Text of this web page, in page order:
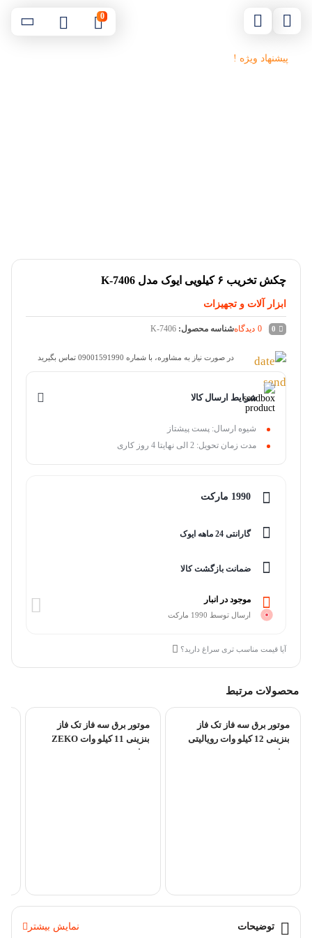
0
پیشنهاد ویژه !
چکش تخریب ۶ کیلویی ایوک مدل K-7406
ابزار آلات و تجهیزات
0
0 دیدگاهشناسه محصول: K-7406
در صورت نیاز به مشاوره، با شماره 09001591990 تماس بگیرید
شرایط ارسال کالا
شیوه ارسال: پست پیشتاز
مدت زمان تحویل: 2 الی نهایتا 4 روز کاری
1990 مارکت
گارانتی 24 ماهه ایوک
ضمانت بازگشت کالا
موجود در انبار
ارسال توسط 1990 مارکت
آیا قیمت مناسب تری سراغ دارید؟
محصولات مرتبط
موتور برق سه فاز تک فاز
بنزینی 12 کیلو وات رویالیتی
مدل...
موتور برق سه فاز تک فاز
بنزینی 11 کیلو وات ZEKO
مدل...
توضیحات نمایش بیشتر